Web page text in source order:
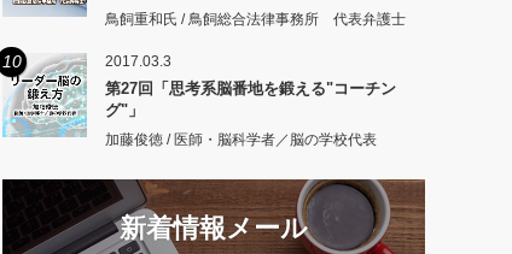
鳥飼重和氏 / 鳥飼総合法律事務所 代表弁護士
10 2017.03.3
第27回「思考系脳番地を鍛える"コーチン
グ"」
加藤俊徳 / 医師・脳科学者／脳の学校代表
新着情報メール